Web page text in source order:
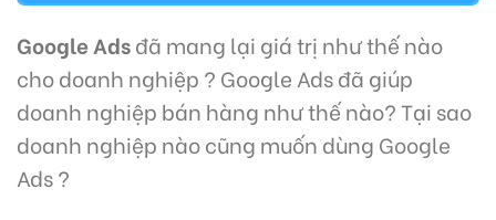
Google Adsđã mang lại giá trị như thế nào
cho doanh nghiệp ? Google Ads đã giúp
doanh nghiệp bán hàng như thế nào? Tại sao
doanh nghiệp nào cũng muốn dùng Google
Ads ?